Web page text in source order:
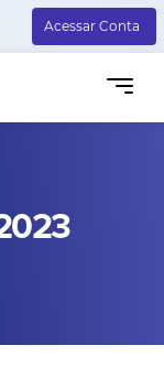
Acessar Conta